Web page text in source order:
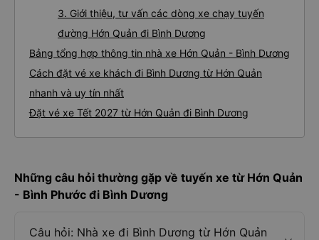
3. Giới thiệu, tư vấn các dòng xe chạy tuyến
đường Hớn Quản đi Bình Dương
Bảng tổng hợp thông tin nhà xe Hớn Quản - Bình Dương
Cách đặt vé xe khách đi Bình Dương từ Hớn Quản
nhanh và uy tín nhất
Đặt vé xe Tết 2027 từ Hớn Quản đi Bình Dương
Những câu hỏi thường gặp về tuyến xe từ Hớn Quản
- Bình Phước đi Bình Dương
Câu hỏi: Nhà xe đi Bình Dương từ Hớn Quản